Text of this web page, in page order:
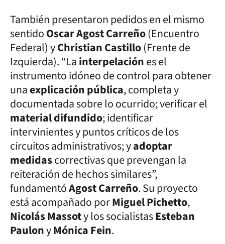
También presentaron pedidos en el mismo
sentidoOscar Agost Carreño(Encuentro
Federal) yChristian Castillo(Frente de
Izquierda). “Lainterpelaciónes el
instrumento idóneo de control para obtener
unaexplicación pública, completa y
documentada sobre lo ocurrido; verificar el
material difundido; identificar
intervinientes y puntos críticos de los
circuitos administrativos; yadoptar
medidascorrectivas que prevengan la
reiteración de hechos similares”,
fundamentóAgost Carreño. Su proyecto
está acompañado porMiguel Pichetto,
Nicolás Massoty los socialistasEsteban
PaulonyMónica Fein.